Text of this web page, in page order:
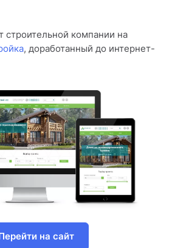
строительной компании на
, доработанный до интернет-
на сайт
с сайтом.